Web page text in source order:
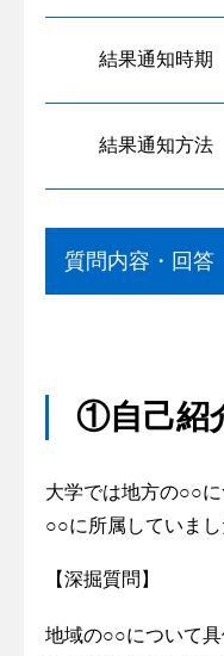
結果通知時期
結果通知方法
質問内容・回答
①自己紹
大学では地方の○○
○○に所属していまし
【深掘質問】
地域の○○について